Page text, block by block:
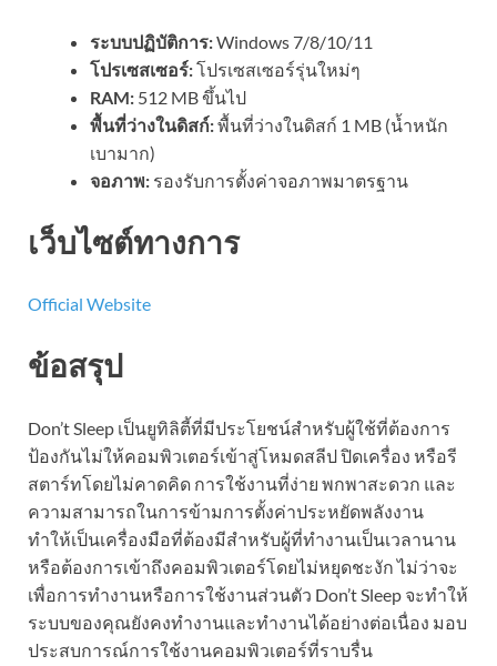
ระบบปฏิบัติการ:Windows 7/8/10/11
โปรเซสเซอร์:โปรเซสเซอร์รุ่นใหม่ๆ
RAM: 512 MB ขึ้นไป
พื้นที่ว่างในดิสก์:พื้นที่ว่างในดิสก์ 1 MB (น้ำหนัก
เบามาก)
จอภาพ: รองรับการตั้งค่าจอภาพมาตรฐาน
เว็บไซต์ทางการ
Official Website
ข้อสรุป
Don’t Sleep เป็นยูทิลิตี้ที่มีประโยชน์สำหรับผู้ใช้ที่ต้องการ
ป้องกันไม่ให้คอมพิวเตอร์เข้าสู่โหมดสลีป ปิดเครื่อง หรือรี
สตาร์ทโดยไม่คาดคิด การใช้งานที่ง่าย พกพาสะดวก และ
ความสามารถในการข้ามการตั้งค่าประหยัดพลังงาน
ทำให้เป็นเครื่องมือที่ต้องมีสำหรับผู้ที่ทำงานเป็นเวลานาน
หรือต้องการเข้าถึงคอมพิวเตอร์โดยไม่หยุดชะงัก ไม่ว่าจะ
เพื่อการทำงานหรือการใช้งานส่วนตัว Don’t Sleep จะทำให้
ระบบของคุณยังคงทำงานและทำงานได้อย่างต่อเนื่อง มอบ
ประสบการณ์การใช้งานคอมพิวเตอร์ที่ราบรื่น